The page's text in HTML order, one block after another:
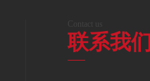
联系我